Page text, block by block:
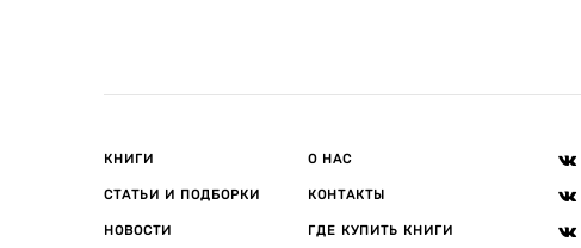
КНИГИ
СТАТЬИ И ПОДБОРКИ
НОВОСТИ
О НАС
КОНТАКТЫ
ГДЕ КУПИТЬ КНИГИ